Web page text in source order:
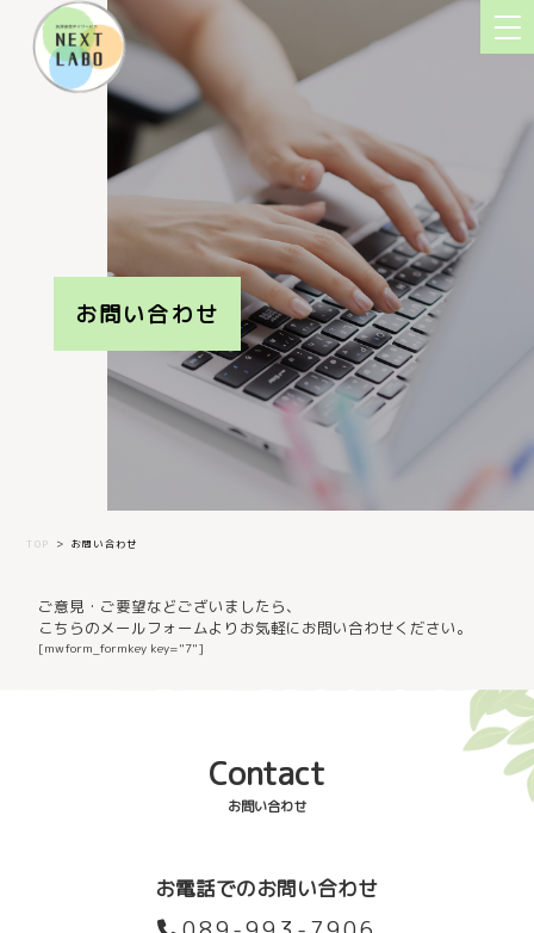
お問い合わせ
TOP ＞ お問い合わせ
ご意見・ご要望などございましたら、
こちらのメールフォームよりお気軽にお問い合わせください。
[mwform_formkey key="7"]
Contact
お問い合わせ
お電話でのお問い合わせ